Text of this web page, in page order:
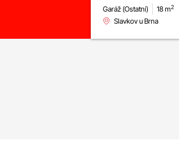
Garáž (Ostatní) 18 m2
Slavkov u Brna